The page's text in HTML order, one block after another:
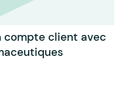
compte client avec